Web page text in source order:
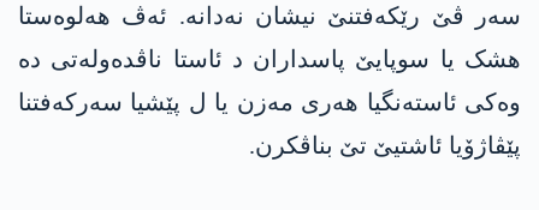
سەر ڤێ رێکەفتنێ نیشان نەدانە. ئەڤ ھەلوەستا
ھشک یا سوپایێ پاسداران د ئاستا ناڤدەولەتی دە
وەکی ئاستەنگیا ھەری مەزن یا ل پێشیا سەرکەفتنا
پێڤاژۆیا ئاشتیێ تێ بناڤکرن.